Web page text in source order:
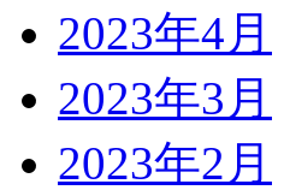
2023年4月
2023年3月
2023年2月